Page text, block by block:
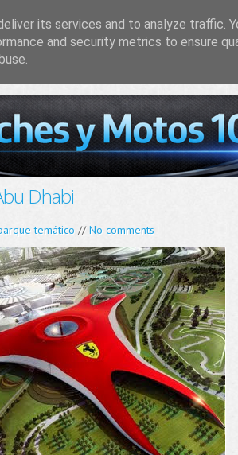
Dhabi
temático //No comments
its services and to analyze traffic.
and security metrics to ensure